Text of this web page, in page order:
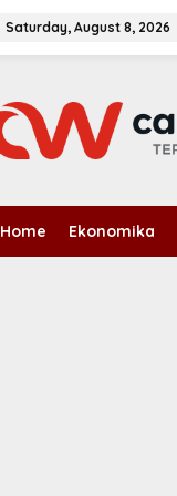
Saturday, August 8, 2026
Home Ekonomika